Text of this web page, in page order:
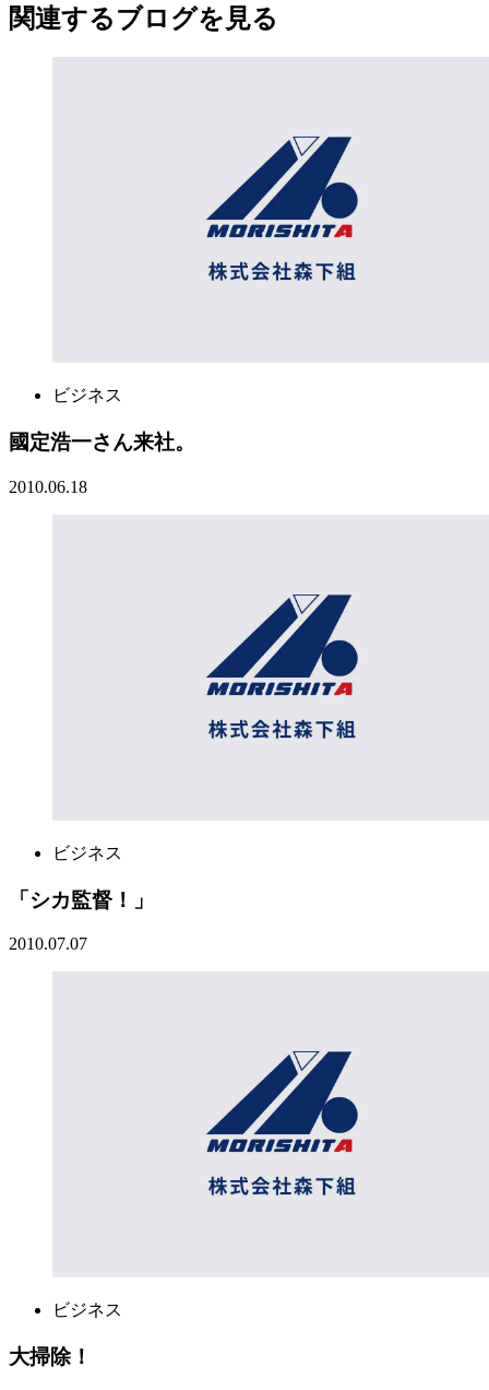
関連する​ブログを​見る​
ビジネス
國定浩一さん来社。
2010.06.18
ビジネス
「シカ監督！」
2010.07.07
ビジネス
大掃除！